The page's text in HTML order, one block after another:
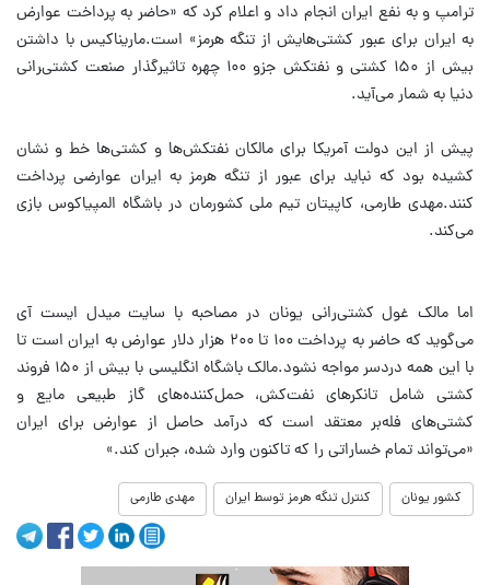
ترامپ و به نفع ایران انجام داد و اعلام کرد که «حاضر به پرداخت عوارض
به ایران برای عبور کشتی‌هایش از تنگه هرمز» است.ماریناکیس با داشتن
بیش از ۱۵۰ کشتی و نفتکش جزو ۱۰۰ چهره تاثیرگذار صنعت کشتی‌‍رانی
دنیا به شمار می‌آید.
پیش از این دولت آمریکا برای مالکان نفتکش‌ها و کشتی‌ها خط و نشان
کشیده بود که نباید برای عبور از تنگه هرمز به ایران عوارضی پرداخت
کنند.مهدی طارمی، کاپیتان تیم ملی کشورمان در باشگاه المپیاکوس بازی
می‌کند.
اما مالک غول کشتی‌رانی یونان در مصاحبه با سایت میدل ایست آی
می‌گوید که حاضر به پرداخت ۱۰۰ تا ۲۰۰ هزار دلار عوارض به ایران است تا
با این همه دردسر مواجه نشود.مالک باشگاه انگلیسی با بیش از ۱۵۰ فروند
کشتی شامل تانکرهای نفت‌کش، حمل‌کننده‌های گاز طبیعی مایع و
کشتی‌های فله‌بر معتقد است که درآمد حاصل از عوارض برای ایران
«می‌تواند تمام خساراتی را که تاکنون وارد شده، جبران کند.»
کشور یونان کنترل تنگه هرمز توسط ایران مهدی طارمی